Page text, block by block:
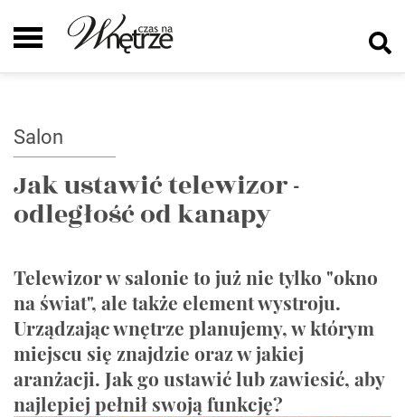
Salon
Jak ustawić telewizor -
odległość od kanapy
Telewizor w salonie to już nie tylko "okno
na świat", ale także element wystroju.
Urządzając wnętrze planujemy, w którym
miejscu się znajdzie oraz w jakiej
aranżacji. Jak go ustawić lub zawiesić, aby
najlepiej pełnił swoją funkcję?